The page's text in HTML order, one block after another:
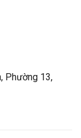
Phường 13,